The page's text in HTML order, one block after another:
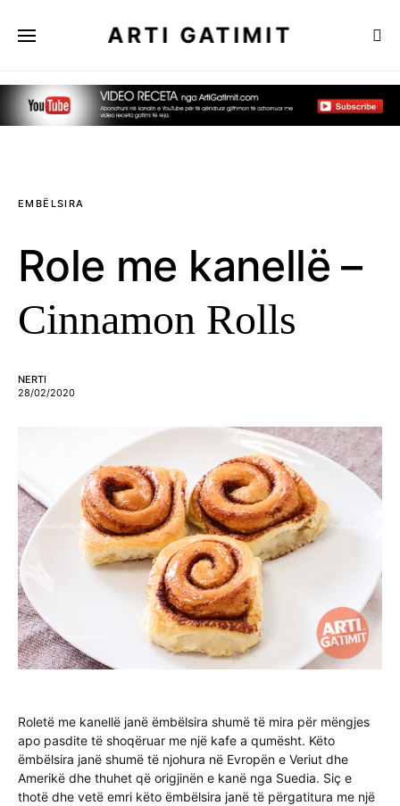
ARTI GATIMIT
EMBËLSIRA
Role me kanellë –
Cinnamon Rolls
NERTI
28/02/2020
Roletë me kanellë janë ëmbëlsira shumë të mira për mëngjes
apo pasdite të shoqëruar me një kafe a qumësht. Këto
ëmbëlsira janë shumë të njohura në Evropën e Veriut dhe
Amerikë dhe thuhet që origjinën e kanë nga Suedia. Siç e
thotë dhe vetë emri këto ëmbëlsira janë të përgatitura me një